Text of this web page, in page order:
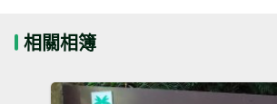
相關相簿